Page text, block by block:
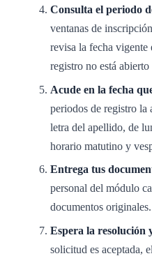
Consulta el periodo
ventanas de
revisa la fecha vigente
registro no está
Acude en la fecha
periodos de registro la
letra del apellido, de
horario matutino y
Entrega tus
personal del módulo
documentos originales.
Espera la resolución
solicitud es aceptada,